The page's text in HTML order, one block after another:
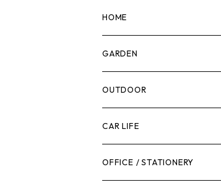
マーカー
計測機器
腰袋・ツールホルスター
工具箱
作業台
HOME
5ガロンバケツ
キッチン
日用品
ボディケア
GARDEN
剪定ばさみ
ガーデンツール
ガーデンチェア
OUTDOOR
スツール
バンジーバンド
CAR LIFE
メンテナンスグッズ
OFFICE / STATIONERY